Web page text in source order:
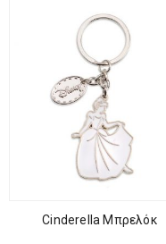
Cinderella Μπρελόκ